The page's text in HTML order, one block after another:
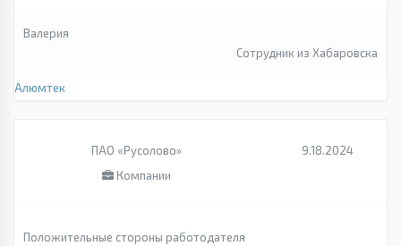
Валерия
Сотрудник из Хабаровска
Алюмтек
ПАО «Русолово»
Компании
9.18.2024
Положительные стороны работодателя